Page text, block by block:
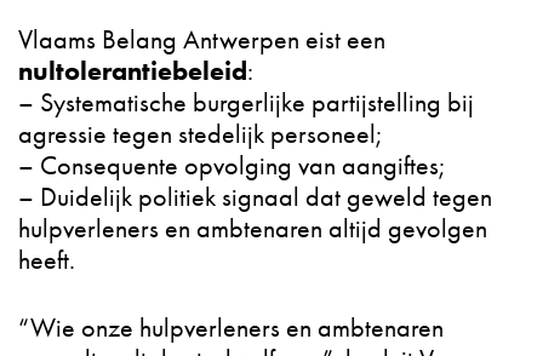
Vlaams Belang Antwerpen eist een
nultolerantiebeleid:
– Systematische burgerlijke partijstelling bij
agressie tegen stedelijk personeel;
– Consequente opvolging van aangiftes;
– Duidelijk politiek signaal dat geweld tegen
hulpverleners en ambtenaren altijd gevolgen
heeft.
“Wie onze hulpverleners en ambtenaren